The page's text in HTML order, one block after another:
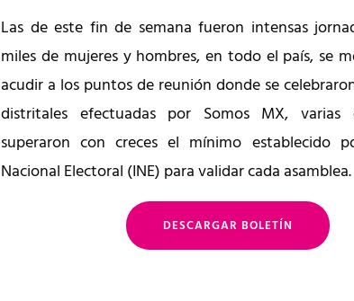
Las de este fin de semana fueron intensas
miles de mujeres y hombres, en todo el país, se
acudir a los puntos de reunión donde se
distritales efectuadas por Somos MX, varias
superaron con creces el mínimo establecido
Nacional Electoral (INE) para validar cada asamblea.
DESCARGAR BOLETÍN